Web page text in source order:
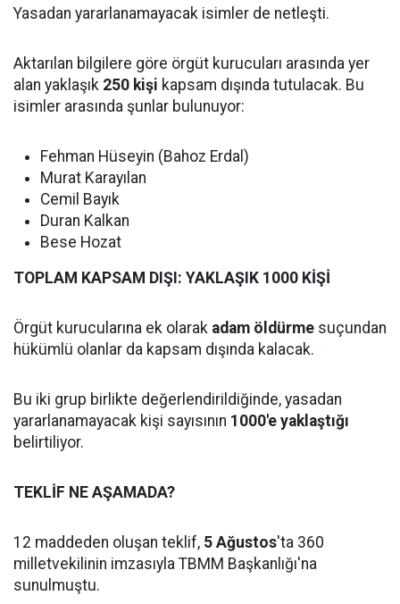
Yasadan yararlanamayacak isimler de netleşti.
Aktarılan bilgilere göre örgüt kurucuları arasında yer
alan yaklaşık 250 kişi kapsam dışında tutulacak. Bu
isimler arasında şunlar bulunuyor:
Fehman Hüseyin (Bahoz Erdal)
Murat Karayılan
Cemil Bayık
Duran Kalkan
Bese Hozat
TOPLAM KAPSAM DIŞI: YAKLAŞIK 1000 KİŞİ
Örgüt kurucularına ek olarak adam öldürme suçundan
hükümlü olanlar da kapsam dışında kalacak.
Bu iki grup birlikte değerlendirildiğinde, yasadan
yararlanamayacak kişi sayısının 1000'e yaklaştığı
belirtiliyor.
TEKLİF NE AŞAMADA?
12 maddeden oluşan teklif, 5 Ağustos'ta 360
milletvekilinin imzasıyla TBMM Başkanlığı'na
sunulmuştu.